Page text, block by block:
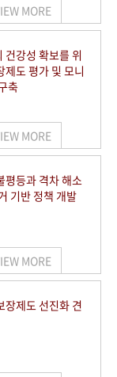
MORE
건강성 확보를 위
제도 평가 및 모니
축
MORE
평등과 격차 해소
기반 정책 개발
MORE
장제도 선진화 견